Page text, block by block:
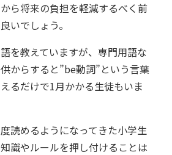
ら将来の負担を軽減するべく前
いでしょう。
を教えていますが、専門用語な
からすると”be動詞”という言葉
るだけで1月かかる生徒もいま
読めるようになってきた小学生
識やルールを押し付けることは